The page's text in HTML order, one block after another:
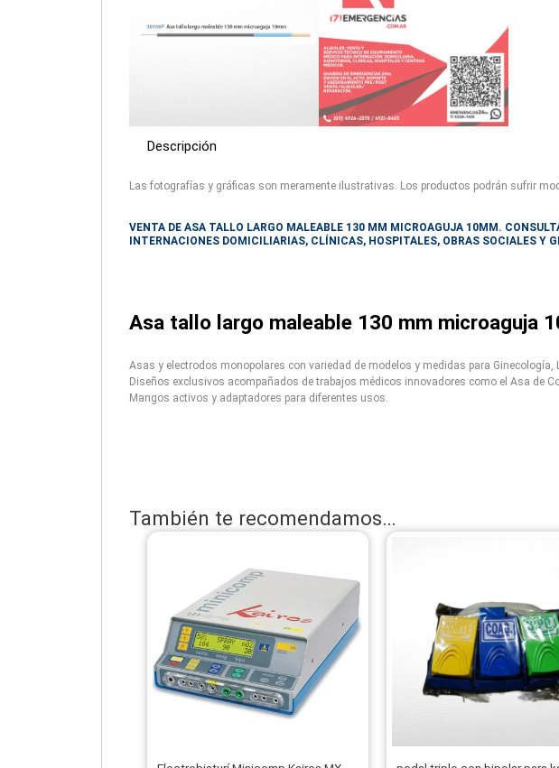
Descripción
Las fotografías y gráficas son meramente ilustrativas. Los productos podrán sufrir
VENTA DE ASA TALLO LARGO MALEABLE 130 MM MICROAGUJA 10MM.
INTERNACIONES DOMICILIARIAS, CLÍNICAS, HOSPITALES, OBRAS SOCIALES Y
Asa tallo largo maleable 130 mm microaguja
Asas y electrodos monopolares con variedad de modelos y medidas para Ginecología,
Diseños exclusivos acompañados de trabajos médicos innovadores como el Asa de
Mangos activos y adaptadores para diferentes usos.
También te recomendamos…